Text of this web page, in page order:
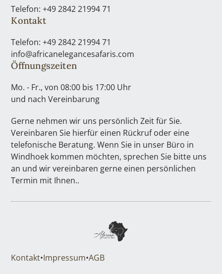
Telefon: +49 2842 21994 71
Kontakt
Telefon: +49 2842 21994 71
info@africanelegancesafaris.com
Öffnungszeiten
Mo. - Fr., von 08:00 bis 17:00 Uhr
und nach Vereinbarung
Gerne nehmen wir uns persönlich Zeit für Sie.
Vereinbaren Sie hierfür einen Rückruf oder eine
telefonische Beratung. Wenn Sie in unser Büro in
Windhoek kommen möchten, sprechen Sie bitte uns
an und wir vereinbaren gerne einen persönlichen
Termin mit Ihnen..
Kontakt•Impressum•AGB